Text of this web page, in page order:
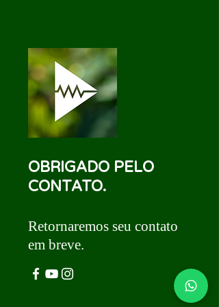
OBRIGADO PELO
CONTATO.
Retornaremos seu contato
em breve.